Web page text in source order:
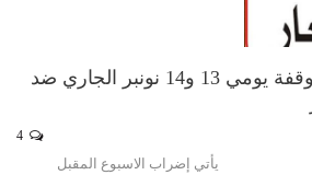
ساكنة زاكورة تلوح بوقفة يومي 13 و14 نونبر الجاري ضد
يأتي إضراب الاسبوع المقبل